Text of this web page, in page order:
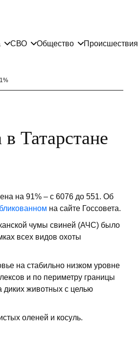
СВО Общество Происшествия
Татарстане
на 91% – с 6076 до 551. Об
на сайте Госсовета.
чумы свиней (АЧС) было
всех видов охоты
на стабильно низком уровне
и по периметру границы
диких животных с целью
оленей и косуль.